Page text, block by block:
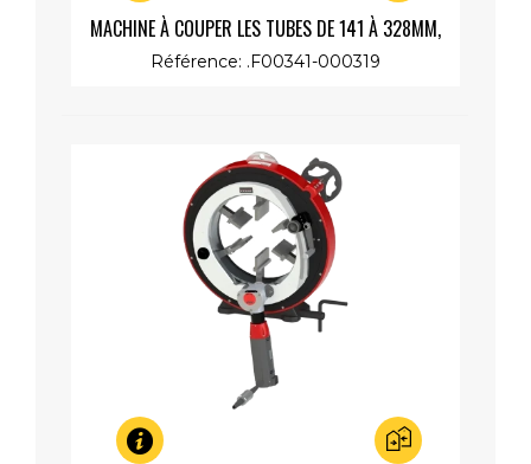
Aperçu rapide
MACHINE À COUPER LES TUBES DE 141 À 328MM,
MOTEUR RAPIDE 230V 1200W
Référence: .F00341-000319